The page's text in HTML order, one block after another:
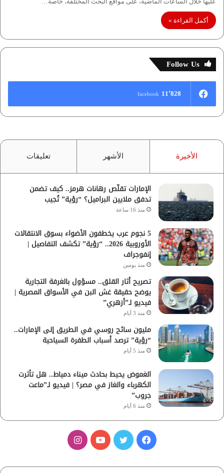
أكمل القراءة »
Follow Us
11٬828 facebook
الأخيرة الأشهر تعليقات
الإمارات تقلّص رهانات هرمز.. كيف تضمن
تدفق ملايين البراميل؟ “رؤية” تُجيب
منذ 16 ساعة
5 نجوم عرب يخطفون الأضواء بسوق الانتقالات
الأوروبية 2026.. “رؤية” تكشف التفاصيل |
إنفوجراف
منذ يومين
تصريح أثار القلق.. مسؤول بالغرفة التجارية
يوضح حقيقة غش البن في الأسواق المصرية |
فيديو لـ”أزهري”
منذ 3 أيام
مليون سائح روسي في الطريق إلى الإمارات..
“رؤية” ترصد أسباب الطفرة السياحية
منذ 5 أيام
الغموض يحيط بحادث ميناء دمياط.. هل تأثرت
الكهرباء والغاز في مصر؟ | فيديو لـ”ماعت
جروب”
منذ 6 أيام